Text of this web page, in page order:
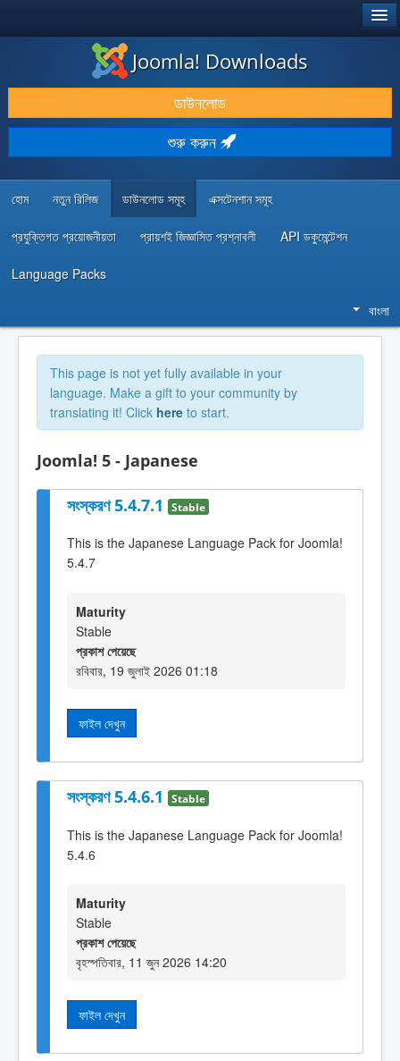
ডাউনলোড & প্রসারিত করুন
আবিষ্কার & শিখুন
কমিউনিটি & সহায়তা
Joomla! Downloads
ডাউনলোড
শুরু করুন
হোম নতুন রিলিজ ডাউনলোড সমূহ এক্সটেনশান সমূহ
প্রযুক্তিগত প্রয়োজনীয়তা প্রায়শই জিজ্ঞাসিত প্রশ্নাবলী API ডকুমেন্টেশন
Language Packs
বাংলা
This page is not yet fully available in your
language. Make a gift to your community by
translating it! Click here to start.
Joomla! 5 - Japanese
সংস্করণ 5.4.7.1 Stable
This is the Japanese Language Pack for Joomla!
5.4.7
Maturity
Stable
প্রকাশ পেয়েছে
রবিবার, 19 জুলাই 2026 01:18
ফাইল দেখুন
সংস্করণ 5.4.6.1 Stable
This is the Japanese Language Pack for Joomla!
5.4.6
Maturity
Stable
প্রকাশ পেয়েছে
বৃহস্পতিবার, 11 জুন 2026 14:20
ফাইল দেখুন